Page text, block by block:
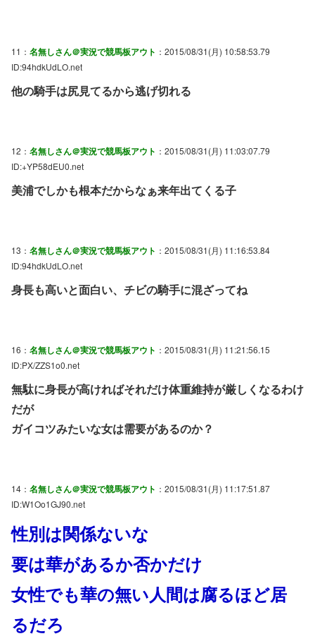
11： 名無しさん＠実況で競馬板アウト ：2015/08/31(月) 10:58:53.79
ID:94hdkUdLO.net
他の騎手は尻見てるから逃げ切れる
12： 名無しさん＠実況で競馬板アウト ：2015/08/31(月) 11:03:07.79
ID:+YP58dEU0.net
美浦でしかも根本だからなぁ来年出てくる子
13： 名無しさん＠実況で競馬板アウト ：2015/08/31(月) 11:16:53.84
ID:94hdkUdLO.net
身長も高いと面白い、チビの騎手に混ざってね
16： 名無しさん＠実況で競馬板アウト ：2015/08/31(月) 11:21:56.15
ID:PX/ZZS1o0.net
無駄に身長が高ければそれだけ体重維持が厳しくなるわけ
だが
ガイコツみたいな女は需要があるのか？
14： 名無しさん＠実況で競馬板アウト ：2015/08/31(月) 11:17:51.87
ID:W1Oo1GJ90.net
性別は関係ないな
要は華があるか否かだけ
女性でも華の無い人間は腐るほど居
るだろ